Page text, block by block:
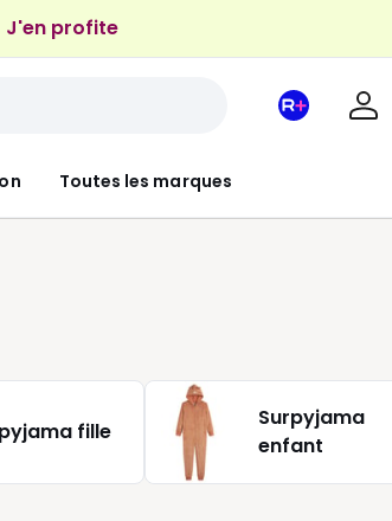
J'en profite
Toutes les marques
Votre
fille
Surpyjama
enfant